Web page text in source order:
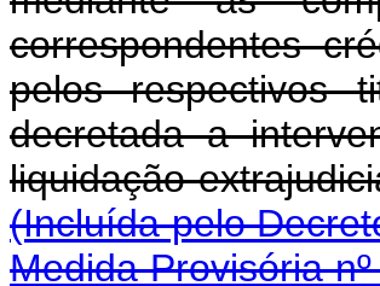
correspondentes
pelos respectivos
decretada a
liquidação
(Incluída pelo
Medida Provisória